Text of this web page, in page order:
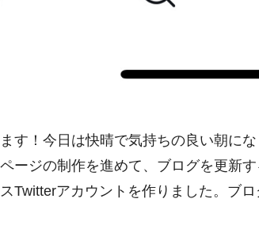
す！今日は快晴で気持ちの良い朝に
ージの制作を進めて、ブログを更新
Twitterアカウントを作りました。ブ